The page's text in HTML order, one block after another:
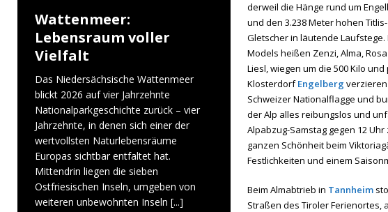
derweil die Hänge rund um
und den 3.238 Meter hohen Titlis-
Gletscher in läutende Laufstege.
Models heißen Zenzi, Alma,
Liesl, wiegen um die 500 Kilo
KlosterdorfEngelberg
Schweizer Nationalflagge und
der Alp alles reibungslos und
Alpabzug-Samstag gegen 12
ganzen Schönheit beim
Festlichkeiten und einem
Beim Almabtrieb in Tannheim
Straßen des Tiroler Ferienortes,
Wattenmeer:
Lebensraum voller
Vielfalt
Das Niedersächsische Wattenmeer
blickt 2026 auf vier Jahrzehnte
Nationalparkgeschichte zurück – vier
Jahrzehnte, in denen sich einer der
wertvollsten Naturlebensräume
Europas sichtbar entfaltet hat.
Mittendrin liegen die sieben
Ostfriesischen Inseln, umgeben von
weiteren unbewohnten Inseln [...]